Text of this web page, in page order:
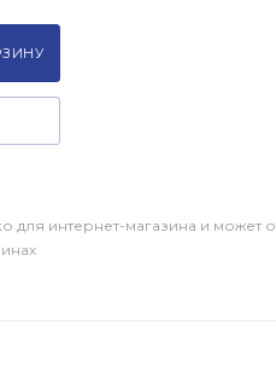
для интернет-магазина и может